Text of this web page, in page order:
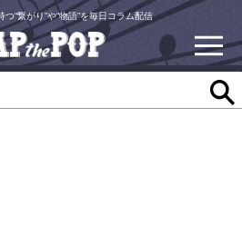
つ“繋がり”や“物語”を毎日コラム配信